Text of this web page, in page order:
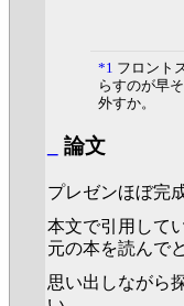
*1 フロント
らすのが早
外すか。
論文
プレゼンほぼ完成
本文で引用して
元の本を読んで
思い出しながら